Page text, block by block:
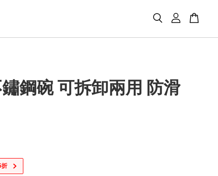
鋼碗 可拆卸兩用 防滑
折